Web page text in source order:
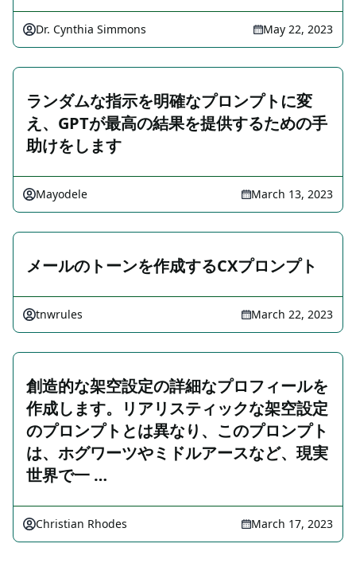
Dr. Cynthia Simmons May 22, 2023
ランダムな指示を明確なプロンプトに変
え、GPTが最高の結果を提供するための手
助けをします
Mayodele March 13, 2023
メールのトーンを作成するCXプロンプト
tnwrules March 22, 2023
創造的な架空設定の詳細なプロフィールを
作成します。リアリスティックな架空設定
のプロンプトとは異なり、このプロンプト
は、ホグワーツやミドルアースなど、現実
世界で一 …
Christian Rhodes March 17, 2023